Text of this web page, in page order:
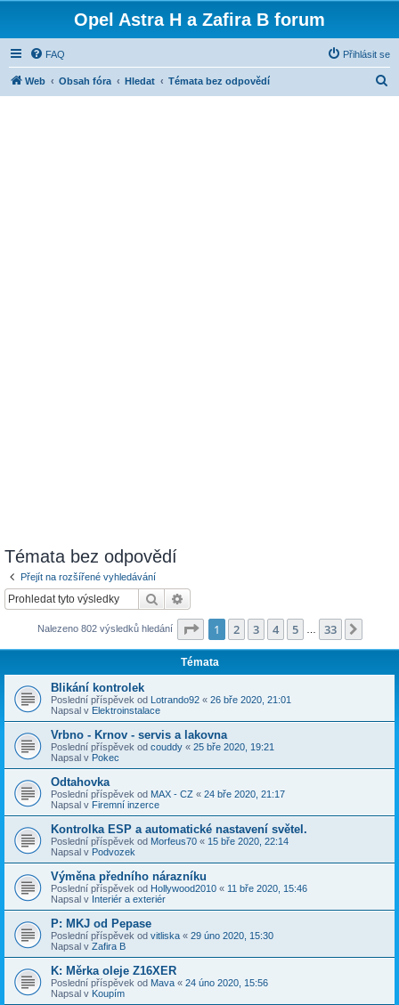
Opel Astra H a Zafira B forum
FAQ Přihlásit se
Web Obsah fóra Hledat Témata bez odpovědí
Témata bez odpovědí
Přejít na rozšířené vyhledávání
Hledat
Nalezeno 802 výsledků hledání Stránka z 33
1 2 3 4 5 33
Témata
Blikání kontrolek
Poslední příspěvek od Lotrando92 « 26 bře 2020, 21:01
Napsal v Elektroinstalace
Vrbno - Krnov - servis a lakovna
Poslední příspěvek od couddy « 25 bře 2020, 19:21
Napsal v Pokec
Odtahovka
Poslední příspěvek od MAX - CZ « 24 bře 2020, 21:17
Napsal v Firemní inzerce
Kontrolka ESP a automatické nastavení světel.
Poslední příspěvek od Morfeus70 « 15 bře 2020, 22:14
Napsal v Podvozek
Výměna předního nárazníku
Poslední příspěvek od Hollywood2010 « 11 bře 2020, 15:46
Napsal v Interiér a exteriér
P: MKJ od Pepase
Poslední příspěvek od vitliska « 29 úno 2020, 15:30
Napsal v Zafira B
K: Měrka oleje Z16XER
Poslední příspěvek od Mava « 24 úno 2020, 15:56
Napsal v Koupím